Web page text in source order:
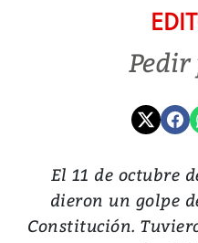
El 11 de octubre
dieron un golpe
Constitución.